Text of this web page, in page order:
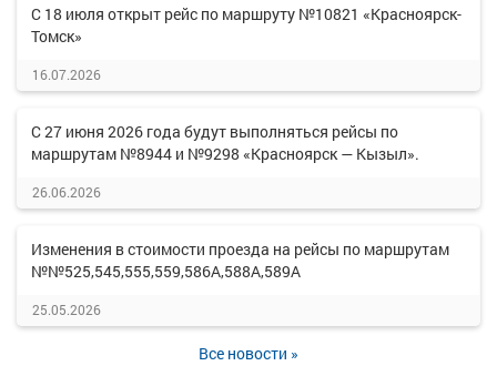
С 18 июля открыт рейс по маршруту №10821 «Красноярск-
Томск»
16.07.2026
С 27 июня 2026 года будут выполняться рейсы по
маршрутам №8944 и №9298 «Красноярск — Кызыл».
26.06.2026
Изменения в стоимости проезда на рейсы по маршрутам
№№525,545,555,559,586А,588А,589А
25.05.2026
Все новости »